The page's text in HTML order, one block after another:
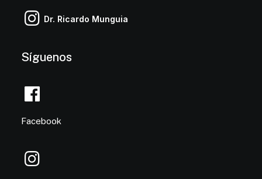
Dr. Ricardo Munguia
Síguenos
Facebook